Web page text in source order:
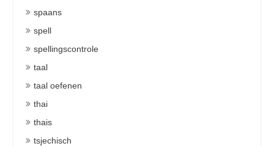
spaans
spell
spellingscontrole
taal
taal oefenen
thai
thais
tsjechisch